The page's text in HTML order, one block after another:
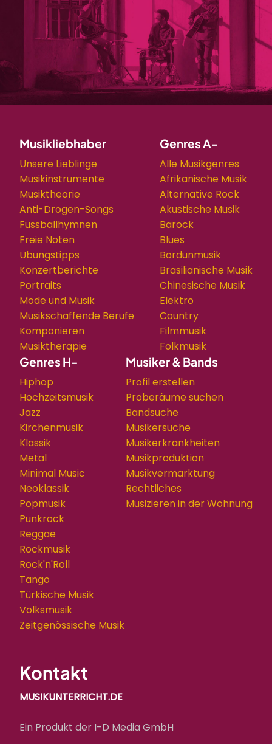
Musikliebhaber
Unsere Lieblinge
Musikinstrumente
Musiktheorie
Anti-Drogen-Songs
Fussballhymnen
Freie Noten
Übungstipps
Konzertberichte
Portraits
Mode und Musik
Musikschaffende Berufe
Komponieren
Musiktherapie
Genres A-
Alle Musikgenres
Afrikanische Musik
Alternative Rock
Akustische Musik
Barock
Blues
Bordunmusik
Brasilianische Musik
Chinesische Musik
Elektro
Country
Filmmusik
Folkmusik
Genres H-
Hiphop
Hochzeitsmusik
Jazz
Kirchenmusik
Klassik
Metal
Minimal Music
Neoklassik
Popmusik
Punkrock
Reggae
Rockmusik
Rock'n'Roll
Tango
Türkische Musik
Volksmusik
Zeitgenössische Musik
Musiker & Bands
Profil erstellen
Proberäume suchen
Bandsuche
Musikersuche
Musikerkrankheiten
Musikproduktion
Musikvermarktung
Rechtliches
Musizieren in der Wohnung
Kontakt
MUSIKUNTERRICHT.DE
Ein Produkt der I-D Media GmbH